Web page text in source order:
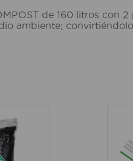
de 160 litros con
ambiente;